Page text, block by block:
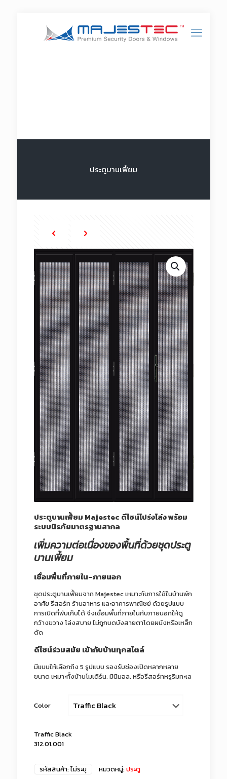
ประตูบานเฟี้ยม
ประตูบานเฟี้ยม Majestec ดีไซน์โปร่งโล่ง พร้อม
ระบบนิรภัยมาตรฐานสากล
เพิ่มความต่อเนื่องของพื้นที่ด้วยชุดประตู
บานเฟี้ยม
เชื่อมพื้นที่ภายใน–ภายนอก
ชุดประตูบานเฟี้ยมจาก Majestec เหมาะกับการใช้ในบ้านพัก
อาศัย รีสอร์ท ร้านอาหาร และอาคารพาณิชย์ ด้วยรูปแบบ
การเปิดที่พับเก็บได้ จึงเชื่อมพื้นที่ภายในกับภายนอกให้ดู
กว้างขวาง โล่งสบาย ไม่ถูกบดบังสายตาโดยผนังหรือเหล็ก
ดัด
ดีไซน์ร่วมสมัย เข้ากับบ้านทุกสไตล์
มีแบบให้เลือกถึง 5 รูปแบบ รองรับช่องเปิดหลากหลาย
ขนาด เหมาะทั้งบ้านโมเดิร์น, มินิมอล, หรือรีสอร์ทหรูริมทะเล
Color
Traffic Black
312.01.001
รหัสสินค้า:ไม่ระบุ หมวดหมู่:ประตู